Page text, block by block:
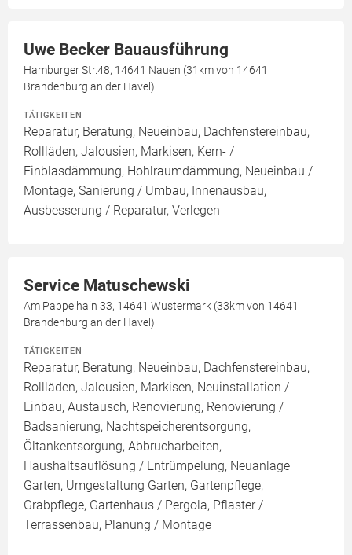
Uwe Becker Bauausführung
Hamburger Str.48, 14641 Nauen (31km von 14641
Brandenburg an der Havel)
TÄTIGKEITEN
Reparatur, Beratung, Neueinbau, Dachfenstereinbau,
Rollläden, Jalousien, Markisen, Kern- /
Einblasdämmung, Hohlraumdämmung, Neueinbau /
Montage, Sanierung / Umbau, Innenausbau,
Ausbesserung / Reparatur, Verlegen
Service Matuschewski
Am Pappelhain 33, 14641 Wustermark (33km von 14641
Brandenburg an der Havel)
TÄTIGKEITEN
Reparatur, Beratung, Neueinbau, Dachfenstereinbau,
Rollläden, Jalousien, Markisen, Neuinstallation /
Einbau, Austausch, Renovierung, Renovierung /
Badsanierung, Nachtspeicherentsorgung,
Öltankentsorgung, Abbrucharbeiten,
Haushaltsauflösung / Entrümpelung, Neuanlage
Garten, Umgestaltung Garten, Gartenpflege,
Grabpflege, Gartenhaus / Pergola, Pflaster /
Terrassenbau, Planung / Montage